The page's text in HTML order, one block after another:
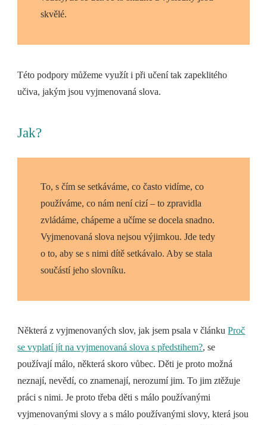
skvělé.
Této podpory můžeme využít i při učení tak zapeklitého
učiva, jakým jsou vyjmenovaná slova.
Jak?
To, s čím se setkáváme, co často vidíme, co
používáme, co nám není cizí – to zpravidla
zvládáme, chápeme a učíme se docela snadno.
Vyjmenovaná slova nejsou výjimkou. Jde tedy
o to, aby se s nimi dítě setkávalo. Aby se stala
součástí jeho slovníku.
Některá z vyjmenovaných slov, jak jsem psala v článkuProč
se vyplatí jít na vyjmenovaná slova s předstihem?, se
používají málo, některá skoro vůbec. Děti je proto možná
neznají, nevědí, co znamenají, nerozumí jim. To jim ztěžuje
práci s nimi. Je proto třeba děti s málo používanými
vyjmenovanými slovy a s málo používanými slovy, která jsou